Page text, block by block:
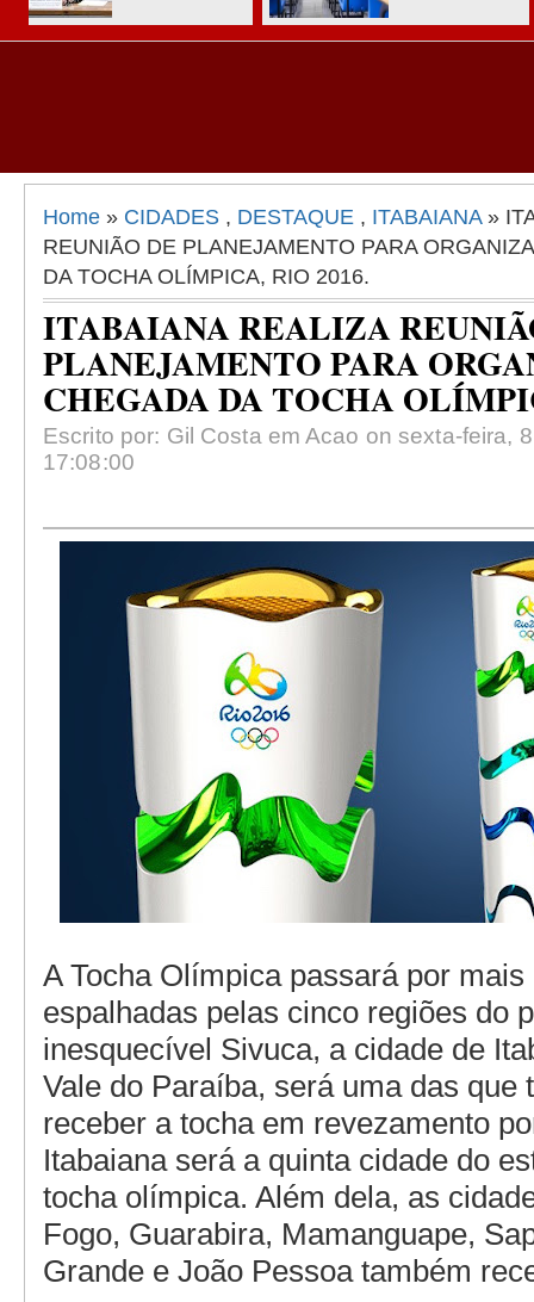
Home » CIDADES , DESTAQUE , ITABAIANA»
REUNIÃO DE PLANEJAMENTO PARA
DA TOCHA OLÍMPICA, RIO 2016.
ITABAIANA REALIZA
PLANEJAMENTO PARA
CHEGADA DA TOCHA
Escrito por: Gil Costa em Acao on sexta-feira,
17:08:00
A Tocha Olímpica passará por
espalhadas pelas cinco regiões do
inesquecível Sivuca, a cidade de
Vale do Paraíba, será uma das que
receber a tocha em revezamento
Itabaiana será a quinta cidade do
tocha olímpica. Além dela, as
Fogo, Guarabira, Mamanguape,
Grande e João Pessoa também